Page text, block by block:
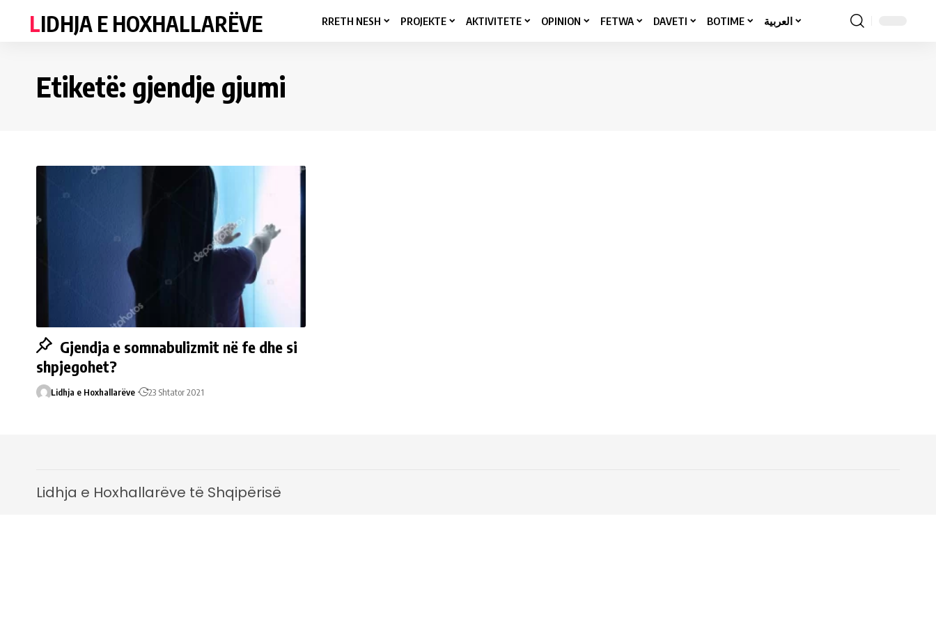
LIDHJA E HOXHALLARËVE RRETH NESH PROJEKTE AKTIVITETE OPINION FETWA DAVETI BOTIME العربية
Etiketë: gjendje gjumi
Gjendja e somnabulizmit në fe dhe si
shpjegohet?
Lidhja e Hoxhallarëve 23 Shtator 2021
Lidhja e Hoxhallarëve të Shqipërisë